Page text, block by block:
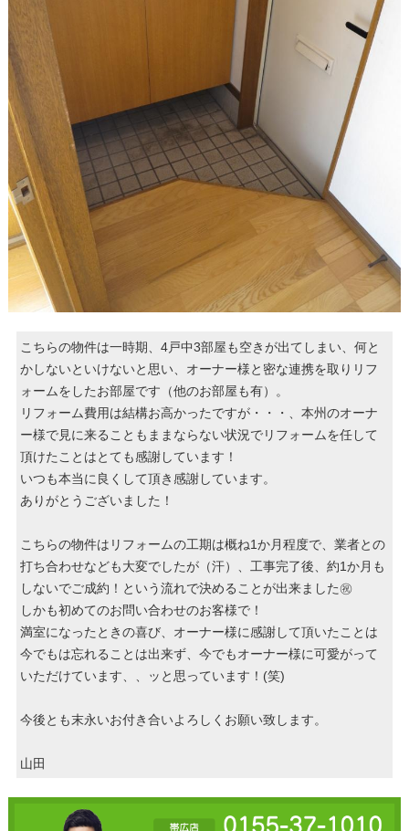
こちらの物件は一時期、4戸中3部屋も空きが出てしまい、何と
かしないといけないと思い、オーナー様と密な連携を取りリフ
ォームをしたお部屋です（他のお部屋も有）。
リフォーム費用は結構お高かったですが・・・、本州のオーナ
ー様で見に来ることもままならない状況でリフォームを任して
頂けたことはとても感謝しています！
いつも本当に良くして頂き感謝しています。
ありがとうございました！
こちらの物件はリフォームの工期は概ね1か月程度で、業者との
打ち合わせなども大変でしたが（汗）、工事完了後、約1か月も
しないでご成約！という流れで決めることが出来ました㊗
しかも初めてのお問い合わせのお客様で！
満室になったときの喜び、オーナー様に感謝して頂いたことは
今でもは忘れることは出来ず、今でもオーナー様に可愛がって
いただけています、、ッと思っています！(笑)
今後とも末永いお付き合いよろしくお願い致します。
山田